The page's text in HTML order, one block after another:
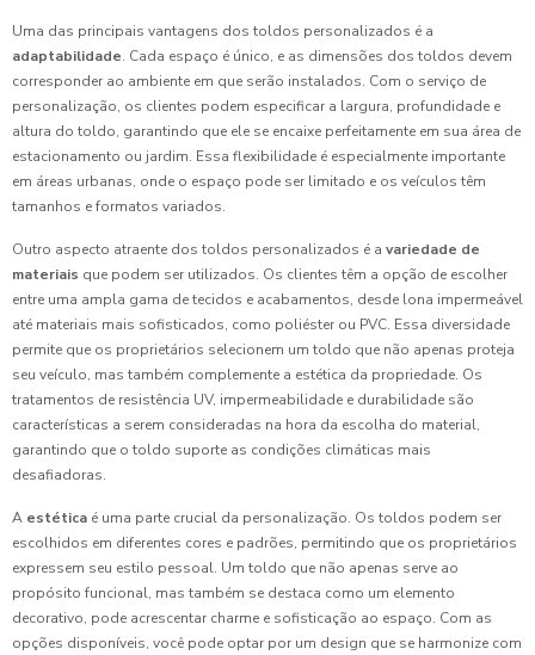
Uma das principais vantagens dos toldos personalizados é a
adaptabilidade. Cada espaço é único, e as dimensões dos toldos devem
corresponder ao ambiente em que serão instalados. Com o serviço de
personalização, os clientes podem especificar a largura, profundidade e
altura do toldo, garantindo que ele se encaixe perfeitamente em sua área de
estacionamento ou jardim. Essa flexibilidade é especialmente importante
em áreas urbanas, onde o espaço pode ser limitado e os veículos têm
tamanhos e formatos variados.
Outro aspecto atraente dos toldos personalizados é a variedade de
materiais que podem ser utilizados. Os clientes têm a opção de escolher
entre uma ampla gama de tecidos e acabamentos, desde lona impermeável
até materiais mais sofisticados, como poliéster ou PVC. Essa diversidade
permite que os proprietários selecionem um toldo que não apenas proteja
seu veículo, mas também complemente a estética da propriedade. Os
tratamentos de resistência UV, impermeabilidade e durabilidade são
características a serem consideradas na hora da escolha do material,
garantindo que o toldo suporte as condições climáticas mais
desafiadoras.
A estética é uma parte crucial da personalização. Os toldos podem ser
escolhidos em diferentes cores e padrões, permitindo que os proprietários
expressem seu estilo pessoal. Um toldo que não apenas serve ao
propósito funcional, mas também se destaca como um elemento
decorativo, pode acrescentar charme e sofisticação ao espaço. Com as
opções disponíveis, você pode optar por um design que se harmonize com